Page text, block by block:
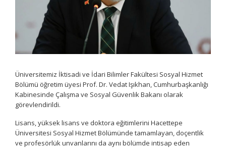
Üniversitemiz İktisadi ve İdari Bilimler Fakültesi Sosyal Hizmet
Bölümü öğretim üyesi Prof. Dr. Vedat Işıkhan, Cumhurbaşkanlığı
Kabinesinde Çalışma ve Sosyal Güvenlik Bakanı olarak
görevlendirildi.
Lisans, yüksek lisans ve doktora eğitimlerini Hacettepe
Üniversitesi Sosyal Hizmet Bölümünde tamamlayan, doçentlik
ve profesörlük unvanlarını da aynı bölümde intisap eden